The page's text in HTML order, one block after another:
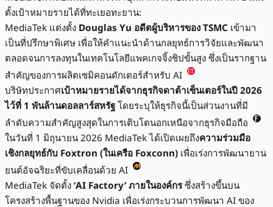
ตั้งเป้าหมายรายได้ที่ทะเยอทะยาน:
MediaTek แต่งตั้ง Douglas Yu อดีตผู้บริหารของ TSMC เข้ามา
เป็นที่ปรึกษาพิเศษ เพื่อให้คำแนะนำด้านกลยุทธ์การวิจัยและพัฒนา
ตลอดจนการลงทุนในเทคโนโลยีแพคเกจจิ้งชิปขั้นสูง ซึ่งเป็นรากฐาน
สำคัญของการผลิตเซมิคอนดักเตอร์สำหรับ AI
บริษัทประกาศเป้าหมายรายได้จากธุรกิจดาต้าเซ็นเตอร์ในปี 2026
ไว้ที่ 1 พันล้านดอลลาร์สหรัฐโดยระบุให้ธุรกิจนี้เป็นส่วนงานที่มี
ลำดับความสำคัญสูงสุดในการเติบโตนอกเหนือจากธุรกิจมือถือ
ในวันที่ 1 มิถุนายน 2026 MediaTek ได้เปิดเผยถึงความร่วมมือ
เชิงกลยุทธ์กับ Foxtron (ในเครือ Foxconn) เพื่อเร่งการพัฒนายาน
ยนต์อัจฉริยะที่ขับเคลื่อนด้วย AI
MediaTek จัดตั้ง ‘AI Factory’ ภายในองค์กรซึ่งสร้างขึ้นบน
โครงสร้างพื้นฐานของ Nvidia เพื่อเร่งกระบวนการพัฒนา AI ของ